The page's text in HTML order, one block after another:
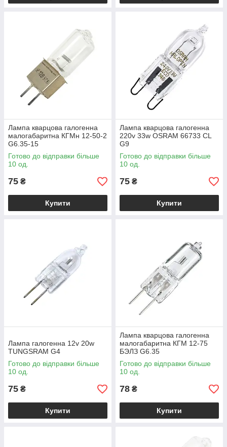
Лампа кварцова галогенна
малогабаритна КГМн 12-50-2
G6.35-15
Готово до відправки більше
10 од.
75 ₴
Купити
Лампа кварцова галогенна
220v 33w OSRAM 66733 CL
G9
Готово до відправки більше
10 од.
75 ₴
Купити
Лампа галогенна 12v 20w
TUNGSRAM G4
Готово до відправки більше
10 од.
75 ₴
Купити
Лампа кварцова галогенна
малогабаритна КГМ 12-75
БЭЛЗ G6.35
Готово до відправки більше
10 од.
78 ₴
Купити